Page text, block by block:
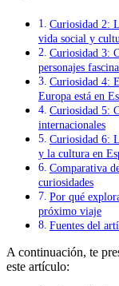
Curiosidad 2:
vida social y
Curiosidad 3:
personajes
Curiosidad 4:
Europa está en
Curiosidad 5:
internacionales
Curiosidad 6:
y la cultura en
Comparativa
curiosidades
Por qué
próximo viaje
Fuentes del
A continuación, te
este artículo: